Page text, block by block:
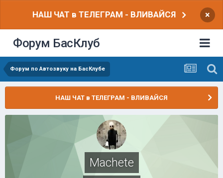
НАШ ЧАТ в ТЕЛЕГРАМ - ВЛИВАЙСЯ ×
Форум БасКлуб
Форум по Автозвуку на БасКлубе
НАШ ЧАТ в ТЕЛЕГРАМ - ВЛИВАЙСЯ
Machete